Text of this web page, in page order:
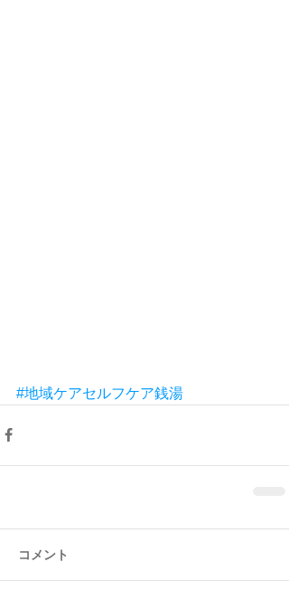
#地域ケアセルフケア銭湯
コメント